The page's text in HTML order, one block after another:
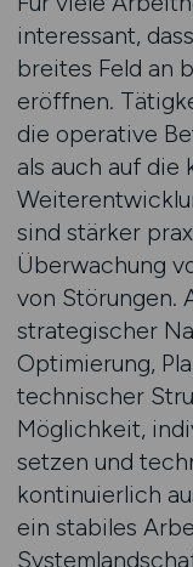
interessant,
breites Feld an
eröffnen.
die operative
als auch auf die
sind stärker
Überwachung
von Störungen.
strategischer
Optimierung,
technischer
Möglichkeit,
setzen und
kontinuierlich
ein stabiles